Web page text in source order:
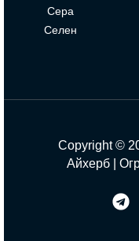
Сера
Селен
Copyright ©
Айхерб |